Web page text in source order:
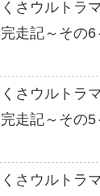
さウルトラ
走記～その
さウルトラ
走記～その
さウルトラ